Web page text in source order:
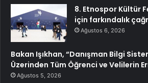
8. Etnospor Kültür
için farkındalık
Ağustos 6, 2026
Bakan Işıkhan, “Danışman Bilgi
Üzerinden Tüm Öğrenci ve Velilerin
Ağustos 5, 2026